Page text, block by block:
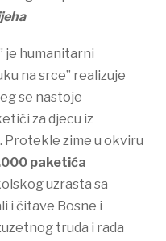
je humanitarni
na srce” realizuje
se nastoje
za djecu iz
Protekle zime u okviru
paketića
uzrasta sa
i čitave Bosne i
truda i rada